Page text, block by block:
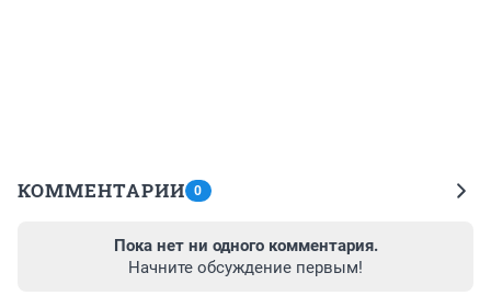
КОММЕНТАРИИ 0
Пока нет ни одного комментария.
Начните обсуждение первым!